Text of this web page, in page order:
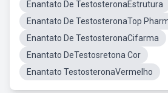
Enantato De TestosteronaEstrutura
Enantato De TestosteronaTop
Enantato De TestosteronaCifarma
Enantato DeTestosretona Cor
Enantato TestosteronaVermelho